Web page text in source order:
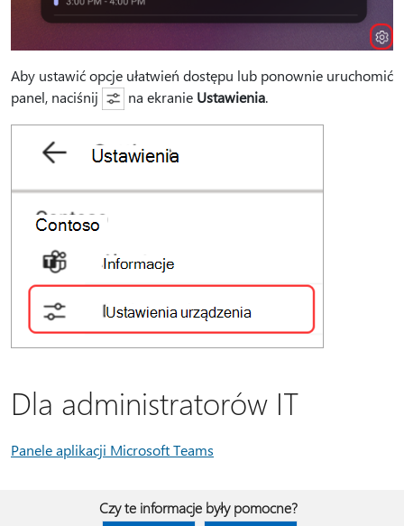
Aby ustawić opcje ułatwień dostępu lub ponownie uruchomić
panel, naciśnij
na ekranie Ustawienia.
Dla administratorów IT
Panele aplikacji Microsoft Teams
Czy te informacje były pomocne?